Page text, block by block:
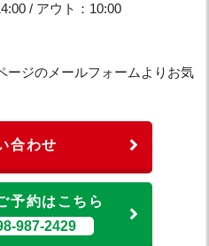
/ アウト：10:00
ージのメールフォームよりお気
合わせ
予約はこちら
987-2429